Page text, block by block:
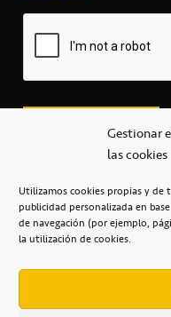
Gestionar
las cookies
Utilizamos cookies propias y de
publicidad personalizada en
de navegación (por ejemplo,
la utilización de cookies.+34 922 253
Casa del